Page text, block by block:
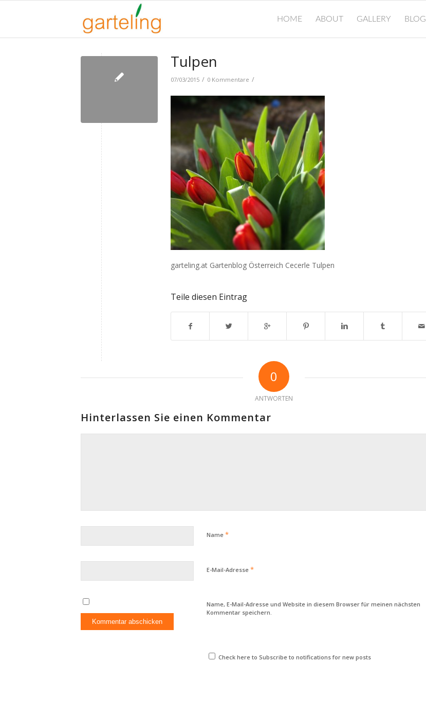
HOME ABOUT GALLERY BLOG
Tulpen
07/03/2015 / 0 Kommentare /
garteling.at Gartenblog Österreich Cecerle Tulpen
Teile diesen Eintrag
0
ANTWORTEN
Hinterlassen Sie einen Kommentar
Name *
E-Mail-Adresse *
Name, E-Mail-Adresse und Website in diesem Browser für meinen nächsten
Kommentar speichern.
Check here to Subscribe to notifications for new posts